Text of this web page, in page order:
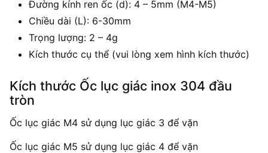
Đường kính ren ốc (d): 4 – 5mm (M4-M5)
Chiều dài (L): 6-30mm
Trọng lượng: 2 – 4g
Kích thước cụ thể (vui lòng xem hình kích thước)
Kích thước Ốc lục giác inox 304 đầu
tròn
Ốc lục giác M4 sử dụng lục giác 3 để vặn
Ốc lục giác M5 sử dụng lục giác 4 để vặn